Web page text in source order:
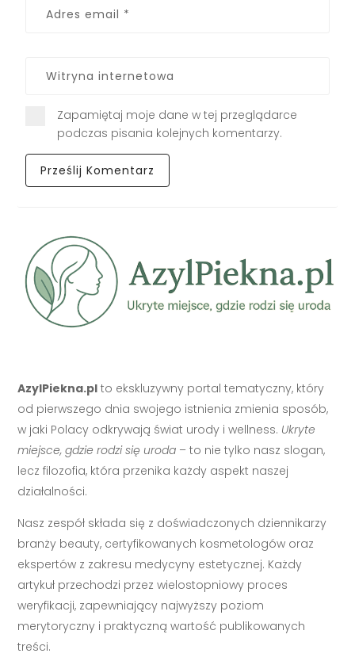
Zapamiętaj moje dane w tej przeglądarce
podczas pisania kolejnych komentarzy.
AzylPiekna.pl to ekskluzywny portal tematyczny, który
od pierwszego dnia swojego istnienia zmienia sposób,
w jaki Polacy odkrywają świat urody i wellness. Ukryte
miejsce, gdzie rodzi się uroda – to nie tylko nasz slogan,
lecz filozofia, która przenika każdy aspekt naszej
działalności.
Nasz zespół składa się z doświadczonych dziennikarzy
branży beauty, certyfikowanych kosmetologów oraz
ekspertów z zakresu medycyny estetycznej. Każdy
artykuł przechodzi przez wielostopniowy proces
weryfikacji, zapewniający najwyższy poziom
merytoryczny i praktyczną wartość publikowanych
treści.